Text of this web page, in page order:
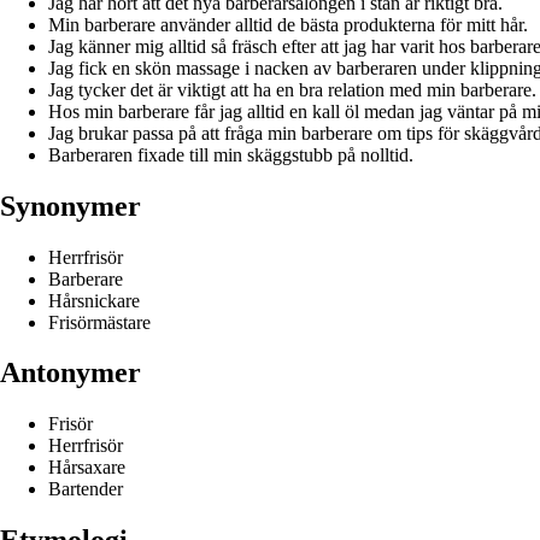
Min barberare använder alltid de bästa produkterna för mitt hår.
Jag känner mig alltid så fräsch efter att jag har varit hos
Jag fick en skön massage i nacken av barberaren under
Jag tycker det är viktigt att ha en bra relation med min barberare.
Hos min barberare får jag alltid en kall öl medan jag väntar på
Jag brukar passa på att fråga min barberare om tips för
Barberaren fixade till min skäggstubb på nolltid.
Synonymer
Herrfrisör
Barberare
Hårsnickare
Frisörmästare
Antonymer
Frisör
Herrfrisör
Hårsaxare
Bartender